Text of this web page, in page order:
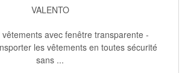
VALENTO
avec fenêtre transparente -
les vêtements en toutes sécurité
sans ...